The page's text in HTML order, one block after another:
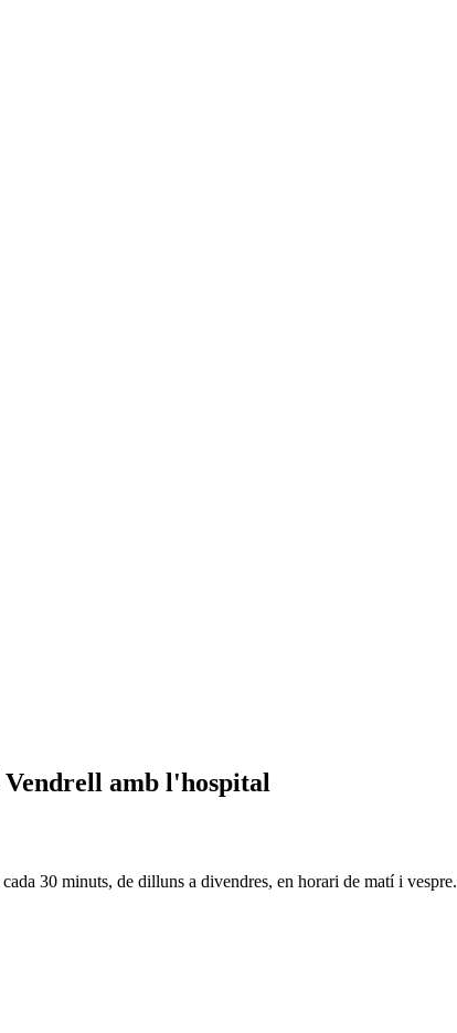
amb l'hospital
30 minuts, de dilluns a divendres, en horari de matí i vespre.